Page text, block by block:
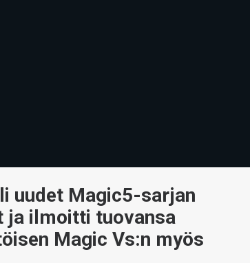
uudet Magic5-sarjan
ja ilmoitti tuovansa
Magic Vs:n myös